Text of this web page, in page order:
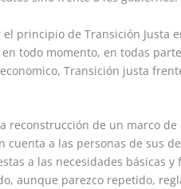
el principio de Transición
todo momento, en todas
Transición justa
reconstrucción de un marco
cuenta a las personas de sus
a las necesidades básicas
aunque parezco repetido,